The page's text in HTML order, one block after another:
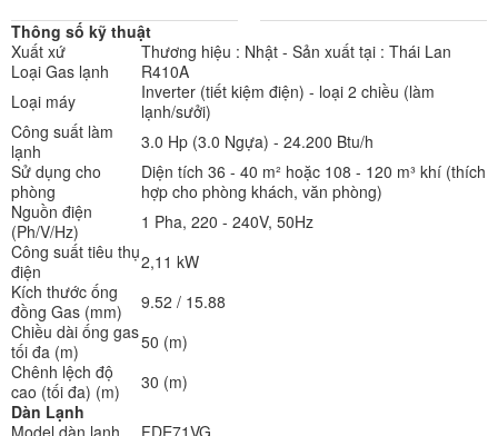
Thông số kỹ thuật
Xuất xứ
Thương hiệu : Nhật - Sản xuất tại : Thái Lan
Loại Gas lạnh
R410A
Loại máy
Inverter (tiết kiệm điện) - loại 2 chiều (làm
lạnh/sưởi)
Công suất làm
lạnh
3.0 Hp (3.0 Ngựa) - 24.200 Btu/h
Sử dụng cho
phòng
Diện tích 36 - 40 m² hoặc 108 - 120 m³ khí (thích
hợp cho phòng khách, văn phòng)
Nguồn điện
(Ph/V/Hz)
1 Pha, 220 - 240V, 50Hz
Công suất tiêu thụ
điện
2,11 kW
Kích thước ống
đồng Gas (mm)
9.52 / 15.88
Chiều dài ống gas
tối đa (m)
50 (m)
Chênh lệch độ
cao (tối đa) (m)
30 (m)
Dàn Lạnh
Model dàn lạnh
FDE71VG